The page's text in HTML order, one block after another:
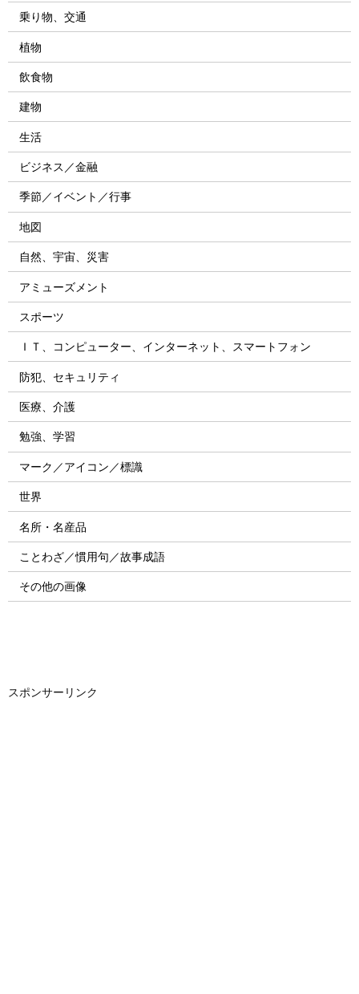
乗り物、交通
植物
飲食物
建物
生活
ビジネス／金融
季節／イベント／行事
地図
自然、宇宙、災害
アミューズメント
スポーツ
ＩＴ、コンピューター、インターネット、スマートフォン
防犯、セキュリティ
医療、介護
勉強、学習
マーク／アイコン／標識
世界
名所・名産品
ことわざ／慣用句／故事成語
その他の画像
スポンサーリンク